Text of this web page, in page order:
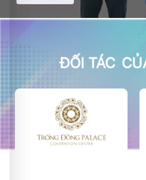
ĐỐI TÁC